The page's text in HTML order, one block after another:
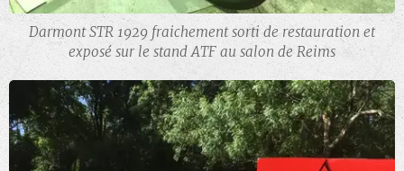
Darmont STR 1929 fraichement sorti de restauration et
exposé sur le stand ATF au salon de Reims